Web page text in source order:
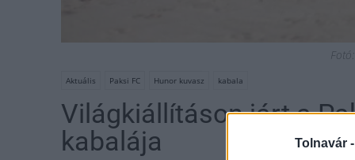
Tolnavár -
Aktuális Paksi FC Hunor kuvasz kabala
Világkiállításon járt a
kabalája